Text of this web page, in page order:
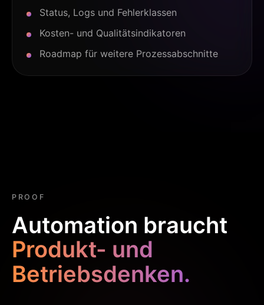
Status, Logs und Fehlerklassen
Kosten- und Qualitätsindikatoren
Roadmap für weitere Prozessabschnitte
PROOF
Automation braucht
Produkt- und
Betriebsdenken.